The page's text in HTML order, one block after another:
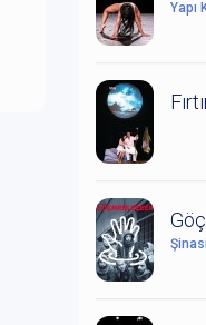
Yapı